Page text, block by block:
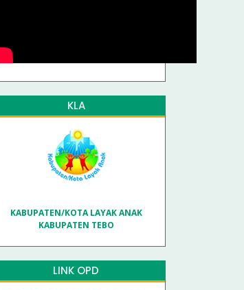
KLA
KABUPATEN/KOTA LAYAK ANAK
KABUPATEN TEBO
LINK OPD